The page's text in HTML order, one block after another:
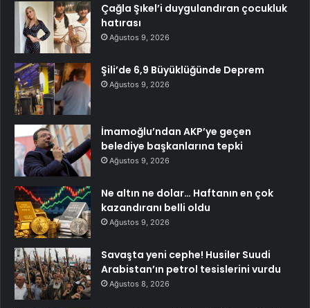
Çağla Şıkel’i duygulandıran çocukluk
hatırası
Ağustos 9, 2026
Şili’de 6,9 Büyüklüğünde Deprem
Ağustos 9, 2026
İmamoğlu’ndan AKP’ye geçen
belediye başkanlarına tepki
Ağustos 9, 2026
Ne altın ne dolar… Haftanın en çok
kazandıranı belli oldu
Ağustos 9, 2026
Savaşta yeni cephe! Husiler Suudi
Arabistan’ın petrol tesislerini vurdu
Ağustos 8, 2026